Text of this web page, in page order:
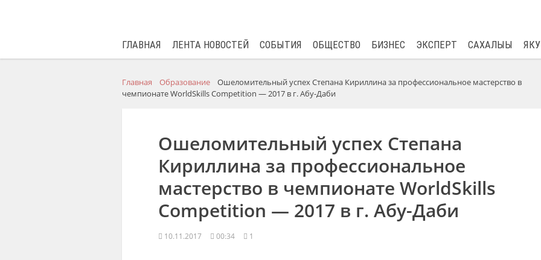
ГЛАВНАЯ ЛЕНТА НОВОСТЕЙ СОБЫТИЯ ОБЩЕСТВО БИЗНЕС ЭКСПЕРТ САХАЛЫЫ
Главная Образование
Ошеломительный успех Степана Кириллина за профессиональное мастерство в
чемпионате WorldSkills Competition — 2017 в г. Абу-Даби
Ошеломительный успех Степана
Кириллина за профессиональное
мастерство в чемпионате WorldSkills
Competition — 2017 в г. Абу-Даби
10.11.2017 00:34 1